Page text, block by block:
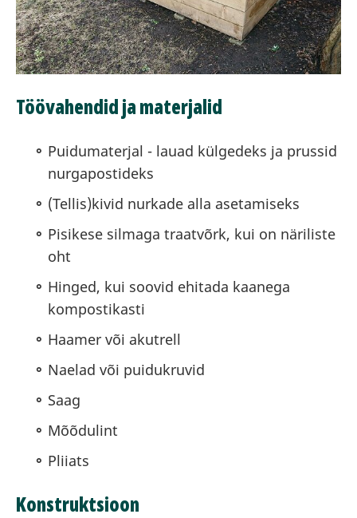
Töövahendid ja materjalid
Puidumaterjal - lauad külgedeks ja prussid
nurgapostideks
(Tellis)kivid nurkade alla asetamiseks
Pisikese silmaga traatvõrk, kui on näriliste
oht
Hinged, kui soovid ehitada kaanega
kompostikasti
Haamer või akutrell
Naelad või puidukruvid
Saag
Mõõdulint
Pliiats
Konstruktsioon